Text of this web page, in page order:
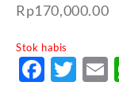
Rp170,000.00
Stok habis